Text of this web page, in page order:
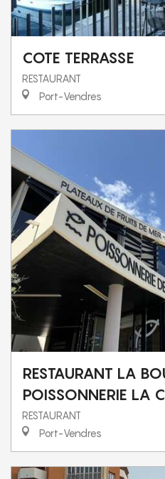
COTE TERRASSE
RESTAURANT
Port-Vendres
RESTAURANT LA
POISSONNERIE LA
RESTAURANT
Port-Vendres